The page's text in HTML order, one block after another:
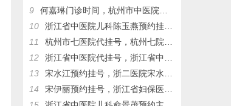
9
何嘉琳门诊时间，杭州市中医院妇科何嘉琳网上预约挂号，杭州市中医院代挂号
10
浙江省中医院儿科陈玉燕预约挂号，陈玉燕擅长儿童自闭症
11
杭州市七医院代挂号，杭州七院儿童心理科周国岭网上预约挂号，周国岭门诊时间
12
浙江省中医院代挂号，浙江省中医院儿科俞景茂网上预约挂号，俞景茂门诊时间
13
宋水江预约挂号，浙二医院宋水江预约挂号，浙二医院代挂号
14
宋伊丽预约挂号，浙江省妇保医院宋伊丽网上挂号，浙江省妇保医院宋伊丽，浙江省妇保医院代挂号